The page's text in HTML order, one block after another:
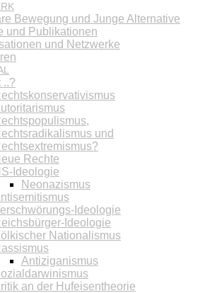
Bewegung und Junge Alternative
und Publikationen
und Netzwerke
..?
und
Rechte
Ideologie
Neonazismus
Ideologie
Ideologie
Nationalismus
Antiziganismus
an der Hufeisentheorie